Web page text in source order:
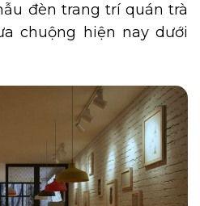
đèn trang trí quán trà
chuộng hiện nay dưới